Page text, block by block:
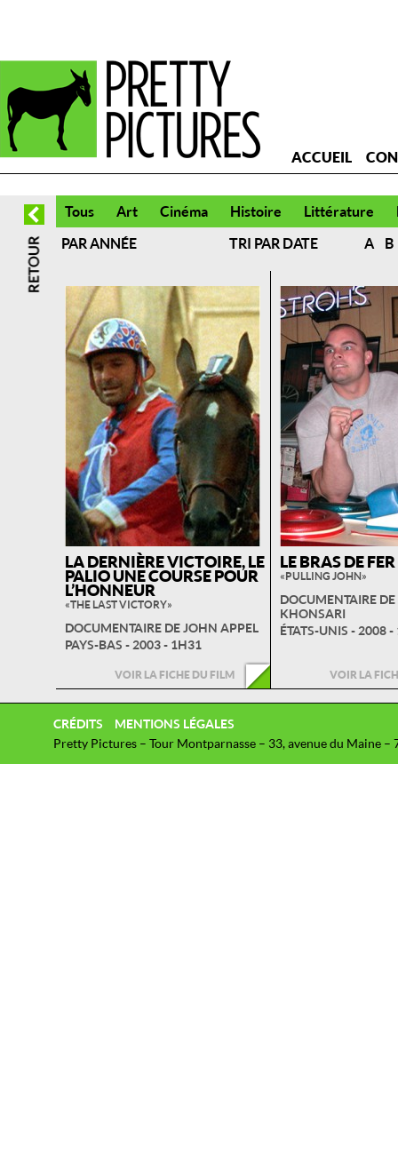
ACCUEIL
Tous Art Cinéma Histoire Littérature
PAR ANNÉE
TRI PAR DATE A B
LA DERNIÈRE VICTOIRE, LE
PALIO UNE COURSE POUR
L’HONNEUR
« THE LAST VICTORY »
DOCUMENTAIRE DE JOHN APPEL
PAYS-BAS - 2003 - 1H31
VOIR LA FICHE DU FILM
LE BRAS DE
« PULLING JOHN »
DOCUMENTAIRE
KHONSARI
ÉTATS-UNIS - 2008
VOIR LA
CRÉDITS
MENTIONS LÉGALES
Pretty Pictures – Tour Montparnasse – 33, avenue du Maine –